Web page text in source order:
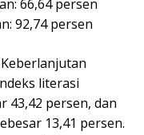
66,64 persen
92,74 persen
literasi
43,42 persen, dan
13,41 persen.